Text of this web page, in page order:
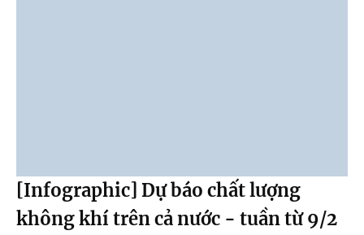
[Infographic] Dự báo chất lượng
không khí trên cả nước - tuần từ 9/2